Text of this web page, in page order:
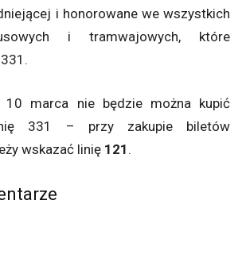
i honorowane we wszystkich
i tramwajowych, które
10 marca nie będzie można kupić
331 – przy zakupie biletów
wskazać linię 121 .